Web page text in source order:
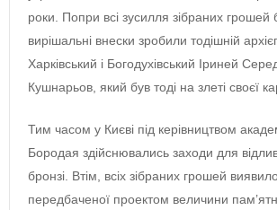
роки. Попри всі зусилля зібраних грошей
вирішальні внески зробили тодішній
Харківський і Богодухівський Іриней
Кушнарьов, який був тоді на злеті своєї
Тим часом у Києві під керівництвом
Бородая здійснювались заходи для
бронзі. Втім, всіх зібраних грошей
передбаченої проектом величини